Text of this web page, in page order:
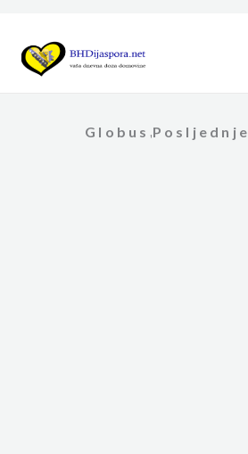
content
Globus ,Posljednje